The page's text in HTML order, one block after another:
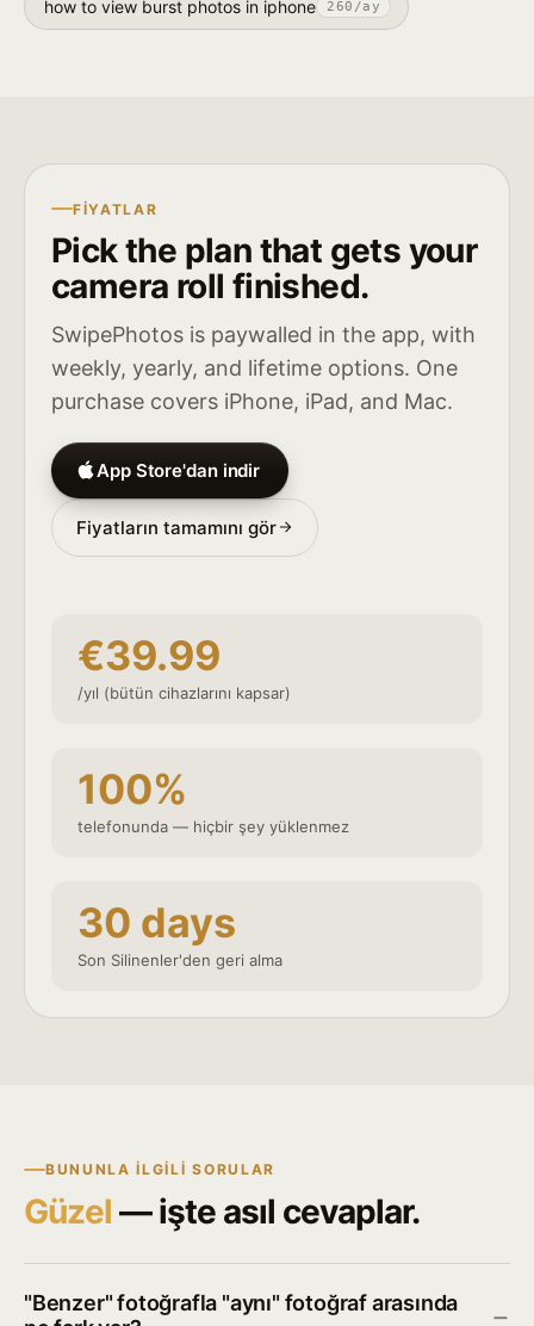
how to view burst photos in iphone 260 /ay
FIYATLAR
Pick the plan that gets your
camera roll finished.
SwipePhotos is paywalled in the app, with
weekly, yearly, and lifetime options. One
purchase covers iPhone, iPad, and Mac.
App Store'dan indir
Fiyatların tamamını gör
€39.99
/yıl (bütün cihazlarını kapsar)
100%
telefonunda — hiçbir şey yüklenmez
30 days
Son Silinenler'den geri alma
BUNUNLA ILGILI SORULAR
Güzel — işte asıl cevaplar.
"Benzer" fotoğrafla "aynı" fotoğraf arasında